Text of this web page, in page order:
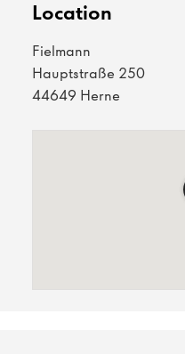
Location
Fielmann
Hauptstraße 250
44649 Herne